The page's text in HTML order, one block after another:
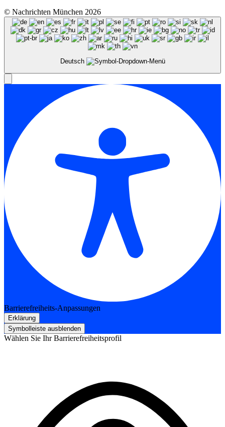
© Nachrichten München 2026
Deutsch
Barrierefreiheits-Anpassungen
Erklärung
Symbolleiste ausblenden
Wählen Sie Ihr Barrierefreiheitsprofil